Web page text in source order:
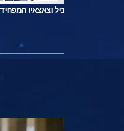
ניל וצאצאיו